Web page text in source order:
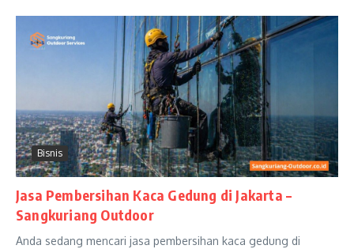
Bisnis
Jasa Pembersihan Kaca Gedung di Jakarta –
Sangkuriang Outdoor
Anda sedang mencari jasa pembersihan kaca gedung di